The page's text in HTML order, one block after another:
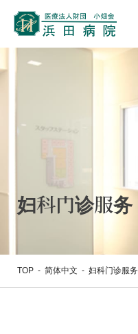
妇科门诊服务
TOP - 简体中文 - 妇科门诊服务